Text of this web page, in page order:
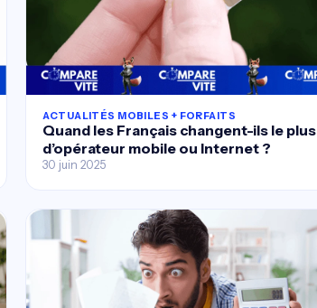
ACTUALITÉS MOBILES + FORFAITS
Quand les Français changent-ils le plus
d’opérateur mobile ou Internet ?
30 juin 2025